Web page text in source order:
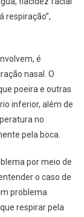
respiração”,
é
nasal. O
poeira e outras
inferior, além de
no
pela boca.
por meio de
o caso de
problema
respirar pela